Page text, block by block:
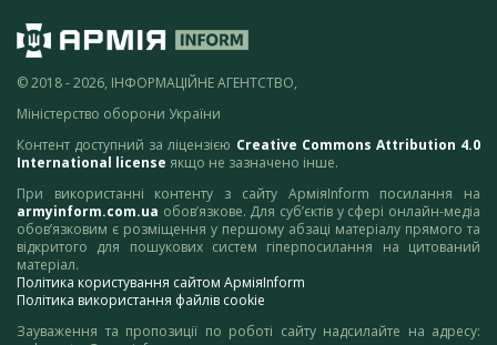
© 2018 - 2026, ІНФОРМАЦІЙНЕ АГЕНТСТВО,
Міністерство оборони України
Контент доступний за ліцензією Creative Commons Attribution 4.0
International license якщо не зазначено інше.
При використанні контенту з сайту АрміяInform посилання на
armyinform.com.ua обов’язкове. Для суб’єктів у сфері онлайн-медіа
обов’язковим є розміщення у першому абзаці матеріалу прямого та
відкритого для пошукових систем гіперпосилання на цитований
матеріал.
Політика користування сайтом АрміяInform
Політика використання файлів cookie
Зауваження та пропозиції по роботі сайту надсилайте на адресу: